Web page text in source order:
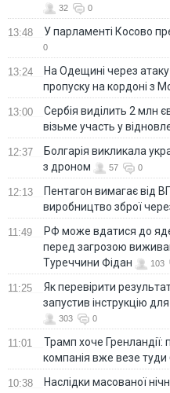
32 0
13:48 У парламенті Косово
0
13:24
На Одещині через
пропуску на кордоні з
13:00
Сербія виділить 2 млн
візьме участь у
12:37
Болгарія викликала
з дроном
57 0
12:13
Пентагон вимагає від
виробництво зброї
11:49
РФ може вдатися до
перед загрозою
Туреччини Фідан
103
11:25
Як перевірити
запустив інструкцію
303 0
11:01
Трамп хоче
компанія вже везе
10:38
Наслідки масованої